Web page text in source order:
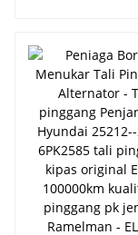
pinggang
pinggang
KOMATSU 360
8PK1217
tali pinggang
ramelman
pinggang v -